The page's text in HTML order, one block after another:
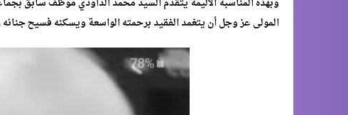
المولى عز وجل أن يتغمد الفقيد برحمته الواسعة ويسكنه فسيح جنانه